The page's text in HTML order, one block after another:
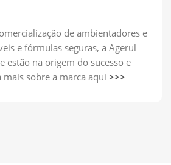
de ambientadores e
e fórmulas seguras, a Agerul
estão na origem do sucesso e
sobre a marca aqui >>>